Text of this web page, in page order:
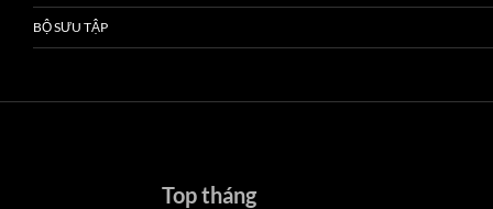
BỘ SƯU TẬP
Top tháng